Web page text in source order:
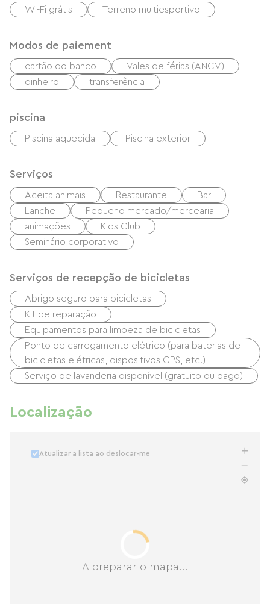
Wi-Fi grátis Terreno multiesportivo
Modos de paiement
cartão do banco
Vales de férias (ANCV)
dinheiro
transferência
piscina
Piscina aquecida Piscina exterior
Serviços
Aceita animais Restaurante
Bar
Lanche
Pequeno mercado/mercearia
animações
Kids Club
Seminário corporativo
Serviços de recepção de bicicletas
Abrigo seguro para bicicletas
Kit de reparação
Equipamentos para limpeza de bicicletas
Ponto de carregamento elétrico (para baterias de
bicicletas elétricas, dispositivos GPS, etc.)
Serviço de lavanderia disponível (gratuito ou pago)
Localização
A preparar o mapa...
Atualizar a lista ao deslocar-me